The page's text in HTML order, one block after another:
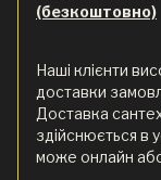
(безкоштовно)
Наші клієнти
доставки
Доставка
здійснюється в
може онлайн